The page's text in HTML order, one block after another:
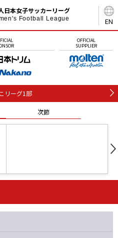
EN
日本女子サッカーリーグ
Football League
OFFICIAL
SUPPLIER
リーグ1部
次節
石人の星